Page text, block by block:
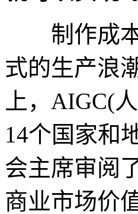
制作成本
式的生产浪
上，AIGC(
14个国家和
会主席审阅
商业市场价